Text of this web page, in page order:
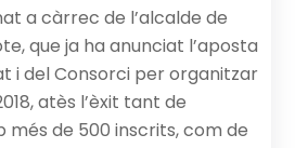
a càrrec de l’alcalde de
que ja ha anunciat l’aposta
i del Consorci per organitzar
atès l’èxit tant de
de 500 inscrits, com de